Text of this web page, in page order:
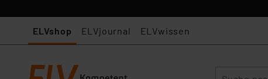
ELVshop ELVjournal ELVwissen